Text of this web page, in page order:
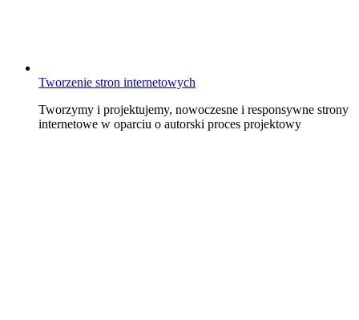
Tworzenie stron internetowych
Tworzymy i projektujemy, nowoczesne i responsywne strony
internetowe w oparciu o autorski proces projektowy